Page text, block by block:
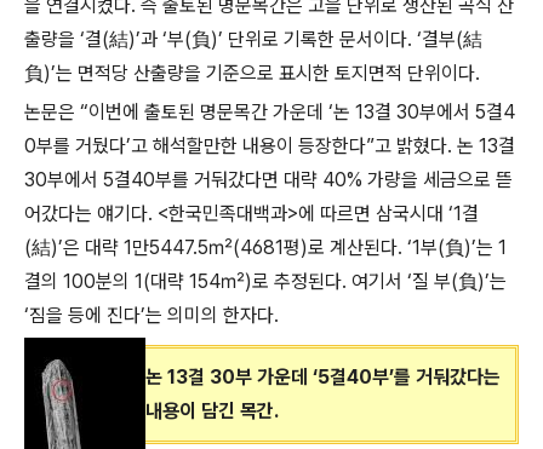
을 연결시켰다. 즉 출토된 명문목간은 고을 단위로 생산된 곡식 산
출량을 ‘결(結)’과 ‘부(負)’ 단위로 기록한 문서이다. ‘결부(結
負)’는 면적당 산출량을 기준으로 표시한 토지면적 단위이다.
논문은 “이번에 출토된 명문목간 가운데 ‘논 13결 30부에서 5결4
0부를 거뒀다’고 해석할만한 내용이 등장한다”고 밝혔다. 논 13결
30부에서 5결40부를 거둬갔다면 대략 40% 가량을 세금으로 뜯
어갔다는 얘기다. <한국민족대백과>에 따르면 삼국시대 ‘1결
(結)’은 대략 1만5447.5㎡(4681평)로 계산된다. ‘1부(負)’는 1
결의 100분의 1(대략 154㎡)로 추정된다. 여기서 ‘질 부(負)’는
‘짐을 등에 진다’는 의미의 한자다.
논 13결 30부 가운데 ‘5결40부’를 거둬갔다는
내용이 담긴 목간.